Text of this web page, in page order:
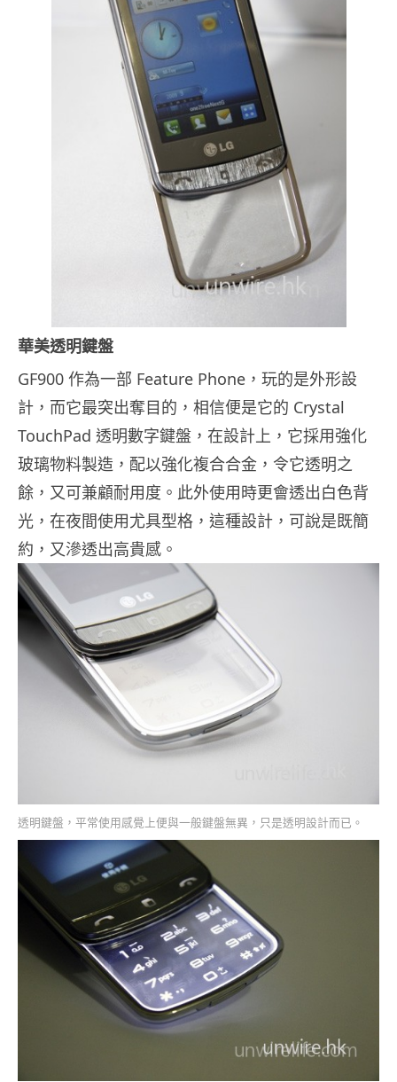
華美透明鍵盤
GF900 作為一部 Feature Phone，玩的是外形設
計，而它最突出奪目的，相信便是它的 Crystal
TouchPad 透明數字鍵盤，在設計上，它採用強化
玻璃物料製造，配以強化複合合金，令它透明之
餘，又可兼顧耐用度。此外使用時更會透出白色背
光，在夜間使用尤具型格，這種設計，可說是既簡
約，又滲透出高貴感。
透明鍵盤，平常使用感覺上便與一般鍵盤無異，只是透明設計而已。